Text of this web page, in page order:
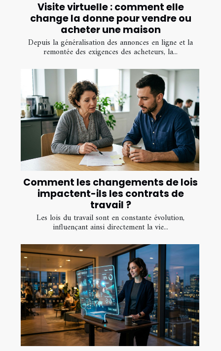
Visite virtuelle : comment elle
change la donne pour vendre ou
acheter une maison
Depuis la généralisation des annonces en ligne et la
remontée des exigences des acheteurs, la...
Comment les changements de lois
impactent-ils les contrats de
travail ?
Les lois du travail sont en constante évolution,
influençant ainsi directement la vie...